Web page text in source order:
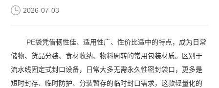
2026-07-03
PE袋凭借韧性佳、适用性广、性价比适中的特点，成为日常
储物、货品分装、食材收纳、物料周转的常用包装材质。区别于
流水线固定式封口设备，日常大多无需永久性密封袋口，更多是
短时封存、临时防护、分装暂存的临时封口需求，这款轻量化的